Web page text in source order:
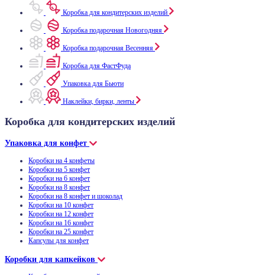
Коробка для кондитерских изделий
Коробка подарочная Новогодняя
Коробка подарочная Весенняя
Коробка для ФастФуда
Упаковка для Бьюти
Наклейки, бирки, ленты
Коробка для кондитерских изделий
Упаковка для конфет
Коробки на 4 конфеты
Коробки на 5 конфет
Коробки на 6 конфет
Коробки на 8 конфет
Коробки на 8 конфет и шоколад
Коробки на 10 конфет
Коробки на 12 конфет
Коробки на 16 конфет
Коробки на 25 конфет
Капсулы для конфет
Коробки для капкейков